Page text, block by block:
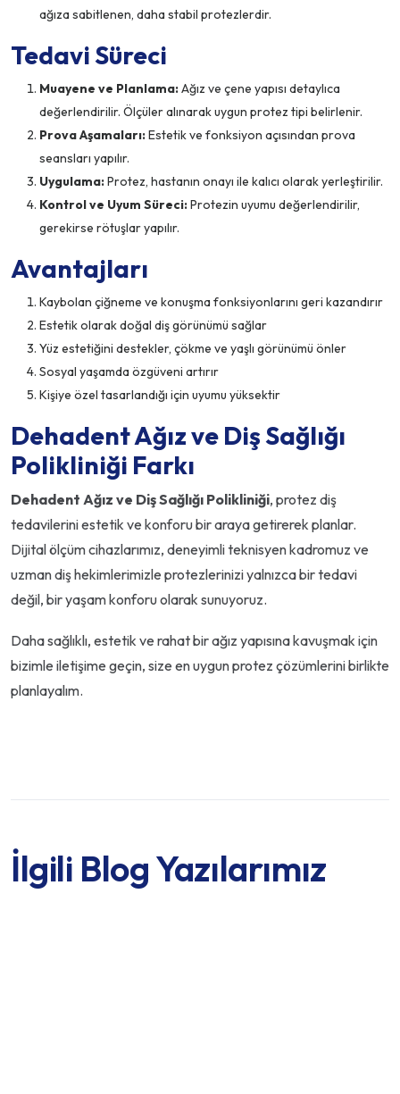
ağıza sabitlenen, daha stabil protezlerdir.
Tedavi Süreci
Muayene ve Planlama:Ağız ve çene yapısı detaylıca
değerlendirilir. Ölçüler alınarak uygun protez tipi belirlenir.
Prova Aşamaları:Estetik ve fonksiyon açısından prova
seansları yapılır.
Uygulama:Protez, hastanın onayı ile kalıcı olarak yerleştirilir.
Kontrol ve Uyum Süreci:Protezin uyumu değerlendirilir,
gerekirse rötuşlar yapılır.
Avantajları
Kaybolan çiğneme ve konuşma fonksiyonlarını geri kazandırır
Estetik olarak doğal diş görünümü sağlar
Yüz estetiğini destekler, çökme ve yaşlı görünümü önler
Sosyal yaşamda özgüveni artırır
Kişiye özel tasarlandığı için uyumu yüksektir
Dehadent Ağız ve Diş Sağlığı
Polikliniği Farkı
Dehadent Ağız ve Diş Sağlığı Polikliniği, protez diş
tedavilerini estetik ve konforu bir araya getirerek planlar.
Dijital ölçüm cihazlarımız, deneyimli teknisyen kadromuz ve
uzman diş hekimlerimizle protezlerinizi yalnızca bir tedavi
değil, bir yaşam konforu olarak sunuyoruz.
Daha sağlıklı, estetik ve rahat bir ağız yapısına kavuşmak için
bizimle iletişime geçin, size en uygun protez çözümlerini birlikte
planlayalım.
İlgili Blog Yazılarımız